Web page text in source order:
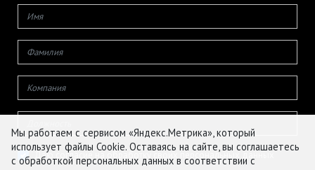
Даю согласие на обработку своих персональных данных
Мы работаем с сервисом «Яндекс.Метрика», который
использует файлы Cookie. Оставаясь на сайте, вы соглашаетесь
с обработкой персональных данных в соответствии с